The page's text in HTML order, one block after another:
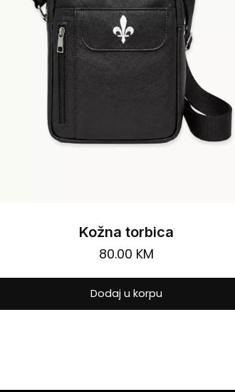
Kožna torbica
80.00 KM
Dodaj u korpu